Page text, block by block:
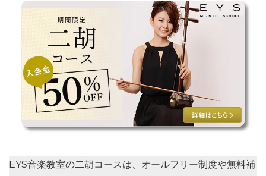
EYS音楽教室の二胡コースは、オールフリー制度や無料補